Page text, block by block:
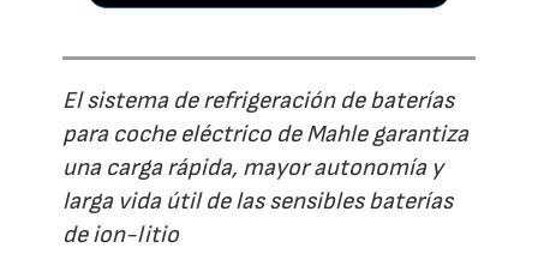
El sistema de refrigeración de baterías
para coche eléctrico de Mahle garantiza
una carga rápida, mayor autonomía y
larga vida útil de las sensibles baterías
de ion-litio